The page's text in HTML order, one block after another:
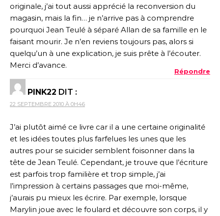
originale, j’ai tout aussi apprécié la reconversion du
magasin, mais la fin… je n’arrive pas à comprendre
pourquoi Jean Teulé à séparé Allan de sa famille en le
faisant mourir. Je n’en reviens toujours pas, alors si
quelqu’un à une explication, je suis prête à l’écouter.
Merci d’avance.
Répondre
PINK22 DIT :
22 SEPTEMBRE 2010 À 0H46
J’ai plutôt aimé ce livre car il a une certaine originalité
et les idées toutes plus farfelues les unes que les
autres pour se suicider semblent foisonner dans la
tête de Jean Teulé. Cependant, je trouve que l’écriture
est parfois trop familière et trop simple, j’ai
l’impression à certains passages que moi-même,
j’aurais pu mieux les écrire. Par exemple, lorsque
Marylin joue avec le foulard et découvre son corps, il y